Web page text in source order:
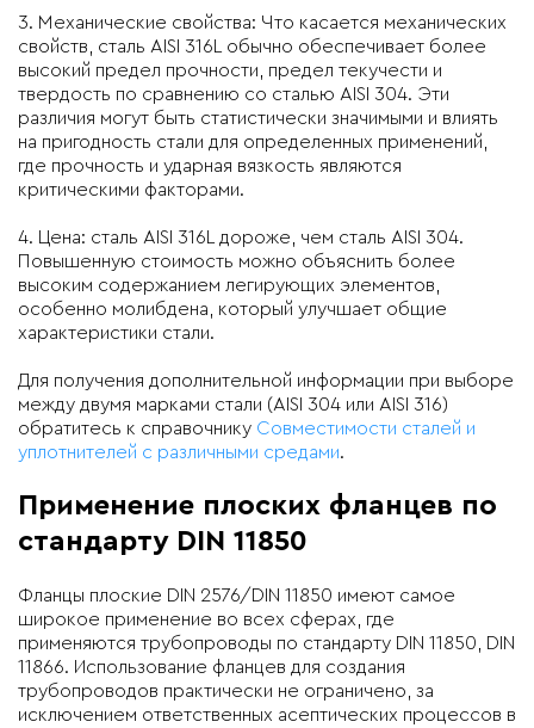
3. Механические свойства: Что касается механических
свойств, сталь AISI 316L обычно обеспечивает более
высокий предел прочности, предел текучести и
твердость по сравнению со сталью AISI 304. Эти
различия могут быть статистически значимыми и влиять
на пригодность стали для определенных применений,
где прочность и ударная вязкость являются
критическими факторами.
4. Цена: сталь AISI 316L дороже, чем сталь AISI 304.
Повышенную стоимость можно объяснить более
высоким содержанием легирующих элементов,
особенно молибдена, который улучшает общие
характеристики стали.
Для получения дополнительной информации при выборе
между двумя марками стали (AISI 304 или AISI 316)
обратитесь к справочнику Совместимости сталей и
уплотнителей с различными средами.
Применение плоских фланцев по
стандарту DIN 11850
Фланцы плоские DIN 2576/DIN 11850 имеют самое
широкое применение во всех сферах, где
применяются трубопроводы по стандарту DIN 11850, DIN
11866. Использование фланцев для создания
трубопроводов практически не ограничено, за
исключением ответственных асептических процессов в